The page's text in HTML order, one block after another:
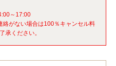
～17:00
がない場合は100％キャンセル料
承ください。